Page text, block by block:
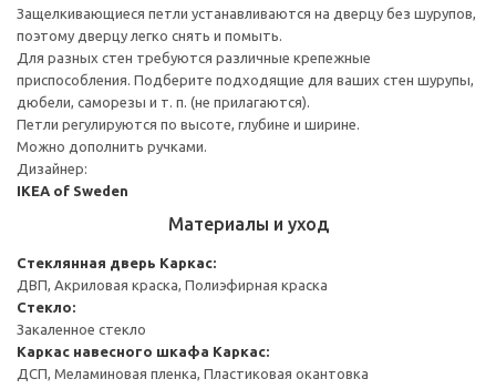
Защелкивающиеся петли устанавливаются на дверцу без шурупов,
поэтому дверцу легко снять и помыть.
Для разных стен требуются различные крепежные
приспособления. Подберите подходящие для ваших стен шурупы,
дюбели, саморезы и т. п. (не прилагаются).
Петли регулируются по высоте, глубине и ширине.
Можно дополнить ручками.
Дизайнер:
IKEA of Sweden
Материалы и уход
Стеклянная дверь Каркас:
ДВП, Акриловая краска, Полиэфирная краска
Стекло:
Закаленное стекло
Каркас навесного шкафа Каркас:
ДСП, Меламиновая пленка, Пластиковая окантовка